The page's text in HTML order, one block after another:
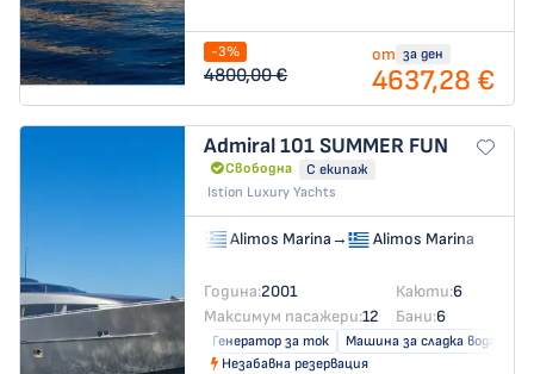
-3%
4800,00 €
от за ден
4637,28 €
Admiral 101SUMMER FUN
Свободна
С екипаж
Istion Luxury Yachts
Alimos Marina→ Alimos Marina
Година:2001 Каюти:6
Максимум пасажери:12 Бани:6
Генератор за ток Машина за сладка вода
Незабавна резервация